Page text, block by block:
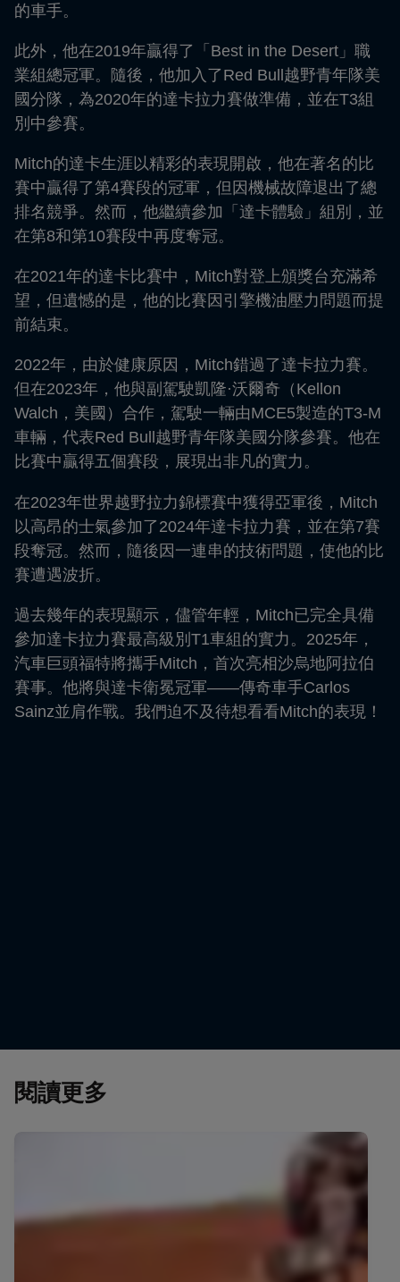
的車手。
此外，他在2019年贏得了「Best in the Desert」職
業組總冠軍。隨後，他加入了Red Bull越野青年隊美
國分隊，為2020年的達卡拉力賽做準備，並在T3組
別中參賽。
Mitch的達卡生涯以精彩的表現開啟，他在著名的比
賽中贏得了第4賽段的冠軍，但因機械故障退出了總
排名競爭。然而，他繼續參加「達卡體驗」組別，並
在第8和第10賽段中再度奪冠。
在2021年的達卡比賽中，Mitch對登上頒獎台充滿希
望，但遺憾的是，他的比賽因引擎機油壓力問題而提
前結束。
2022年，由於健康原因，Mitch錯過了達卡拉力賽。
但在2023年，他與副駕駛凱隆·沃爾奇（Kellon
Walch，美國）合作，駕駛一輛由MCE5製造的T3-M
車輛，代表Red Bull越野青年隊美國分隊參賽。他在
比賽中贏得五個賽段，展現出非凡的實力。
在2023年世界越野拉力錦標賽中獲得亞軍後，Mitch
以高昂的士氣參加了2024年達卡拉力賽，並在第7賽
段奪冠。然而，隨後因一連串的技術問題，使他的比
賽遭遇波折。
過去幾年的表現顯示，儘管年輕，Mitch已完全具備
參加達卡拉力賽最高級別T1車組的實力。2025年，
汽車巨頭福特將攜手Mitch，首次亮相沙烏地阿拉伯
賽事。他將與達卡衛冕冠軍——傳奇車手Carlos
Sainz並肩作戰。我們迫不及待想看看Mitch的表現！
閱讀更多